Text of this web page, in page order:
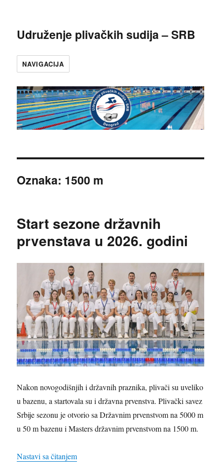
Udruženje plivačkih sudija – SRB
NAVIGACIJA
Oznaka: 1500 m
Start sezone državnih
prvenstava u 2026. godini
Nakon novogodišnjih i državnih praznika, plivači su uveliko
u bazenu, a startovala su i državna prvenstva. Plivački savez
Srbije sezonu je otvorio sa Državnim prvenstvom na 5000 m
u 50 m bazenu i Masters državnim prvenstvom na 1500 m.
Nastavi sa čitanjem„Start sezone državnih prvenstava u 2026.